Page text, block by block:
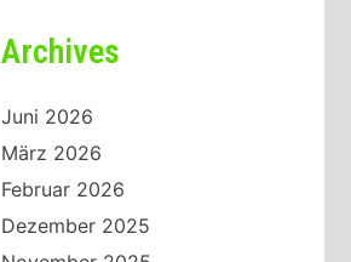
Archives
Juni 2026
März 2026
Februar 2026
Dezember 2025